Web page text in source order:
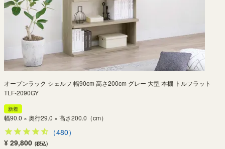
オープンラック シェルフ 幅90cm 高さ200cm グレー 大型 本棚 トルフラット
TLF-2090GY
新着
幅90.0 × 奥行29.0 × 高さ200.0（cm）
（480）
¥ 29,800 (税込)